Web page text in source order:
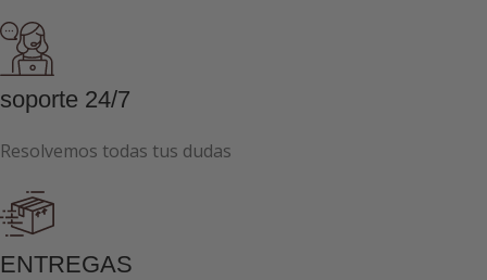
soporte 24/7
Resolvemos todas tus dudas
ENTREGAS